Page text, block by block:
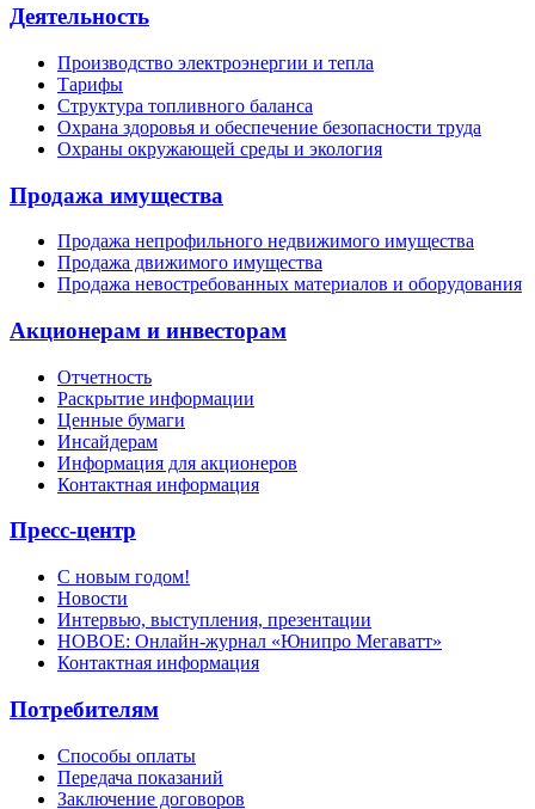
Деятельность
Производство электроэнергии и тепла
Тарифы
Структура топливного баланса
Охрана здоровья и обеспечение безопасности труда
Охраны окружающей среды и экология
Продажа имущества
Продажа непрофильного недвижимого имущества
Продажа движимого имущества
Продажа невостребованных материалов и оборудования
Акционерам и инвесторам
Отчетность
Раскрытие информации
Ценные бумаги
Инсайдерам
Информация для акционеров
Контактная информация
Пресс-центр
С новым годом!
Новости
Интервью, выступления, презентации
НОВОЕ: Онлайн-журнал «Юнипро Мегаватт»
Контактная информация
Потребителям
Способы оплаты
Передача показаний
Заключение договоров